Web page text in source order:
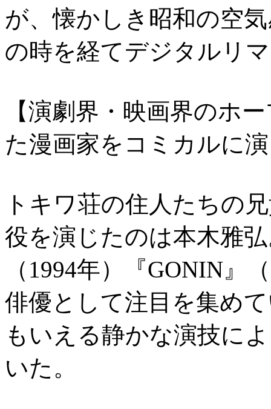
が、懐かしき昭和の空
の時を経てデジタルリ
【演劇界・映画界のホ
た漫画家をコミカルに
トキワ荘の住人たちの
役を演じたのは本木雅
（1994年）『GONIN』
俳優として注目を集め
もいえる静かな演技に
いた。